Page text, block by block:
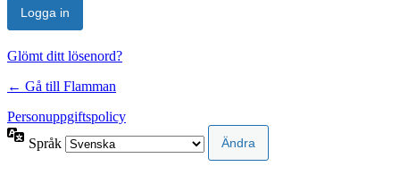
Glömt ditt lösenord?
← Gå till Flamman
Personuppgiftspolicy
Språk